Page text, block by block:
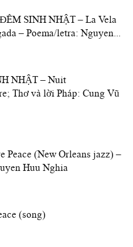
SINH NHẬT – La Vela
– Poema/letra: Nguyen...
NHẬT – Nuit
Thơ và lời Pháp: Cung Vũ
Peace (New Orleans jazz) –
Huu Nghia
(song)